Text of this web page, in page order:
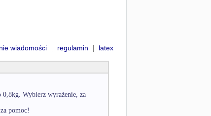
wiadomości | regulamin | latex
0,8kg. Wybierz wyrażenie, za
pomoc!